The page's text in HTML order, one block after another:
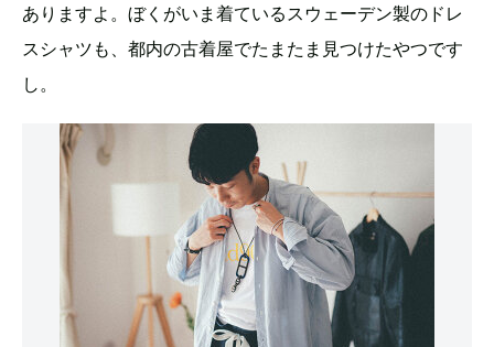
ありますよ。ぼくがいま着ているスウェーデン製のドレ
スシャツも、都内の古着屋でたまたま見つけたやつです
し。